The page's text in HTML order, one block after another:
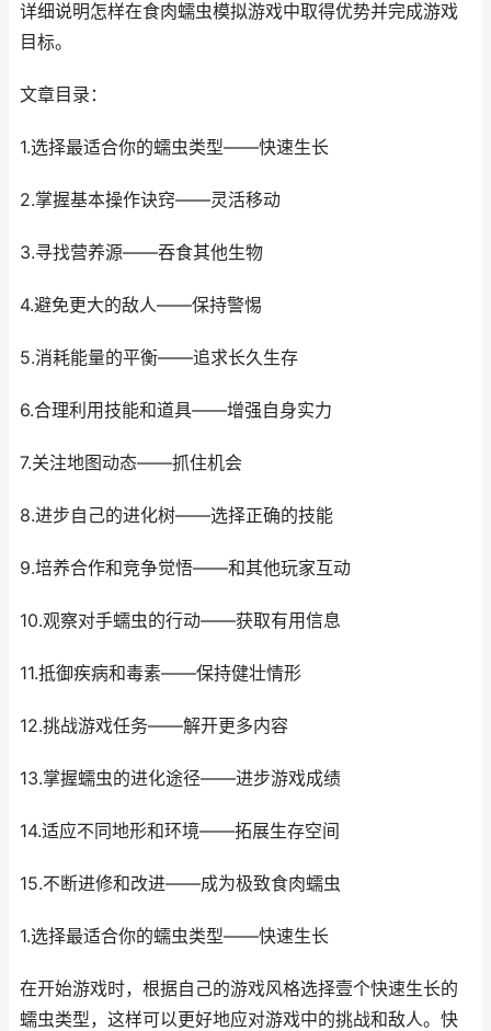
详细说明怎样在食肉蠕虫模拟游戏中取得优势并完成游戏
目标。
文章目录：
1.选择最适合你的蠕虫类型——快速生长
2.掌握基本操作诀窍——灵活移动
3.寻找营养源——吞食其他生物
4.避免更大的敌人——保持警惕
5.消耗能量的平衡——追求长久生存
6.合理利用技能和道具——增强自身实力
7.关注地图动态——抓住机会
8.进步自己的进化树——选择正确的技能
9.培养合作和竞争觉悟——和其他玩家互动
10.观察对手蠕虫的行动——获取有用信息
11.抵御疾病和毒素——保持健壮情形
12.挑战游戏任务——解开更多内容
13.掌握蠕虫的进化途径——进步游戏成绩
14.适应不同地形和环境——拓展生存空间
15.不断进修和改进——成为极致食肉蠕虫
1.选择最适合你的蠕虫类型——快速生长
在开始游戏时，根据自己的游戏风格选择壹个快速生长的
蠕虫类型，这样可以更好地应对游戏中的挑战和敌人。快